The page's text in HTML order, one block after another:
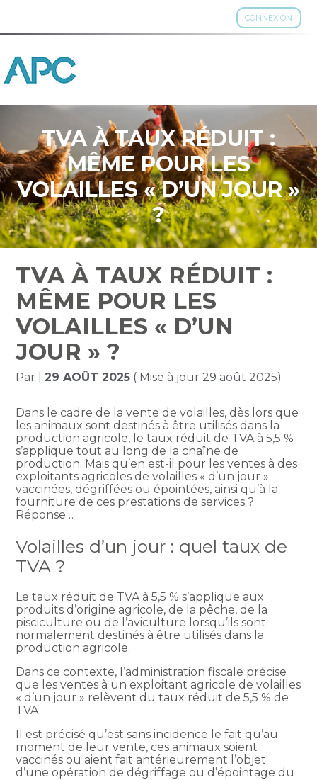
CONNEXION
Aller
au
TVA À TAUX RÉDUIT :
MÊME POUR LES
VOLAILLES « D’UN JOUR »
?
TVA À TAUX RÉDUIT :
MÊME POUR LES
VOLAILLES « D’UN
JOUR » ?
Par |29 AOÛT 2025 ( Mise à jour 29 août 2025)
Dans le cadre de la vente de volailles, dès lors que
les animaux sont destinés à être utilisés dans la
production agricole, le taux réduit de TVA à 5,5 %
s’applique tout au long de la chaîne de
production. Mais qu’en est-il pour les ventes à des
exploitants agricoles de volailles « d’un jour »
vaccinées, dégriffées ou épointées, ainsi qu’à la
fourniture de ces prestations de services ?
Réponse…
Volailles d’un jour : quel taux de
TVA ?
Le taux réduit de TVA à 5,5 % s’applique aux
produits d’origine agricole, de la pêche, de la
pisciculture ou de l’aviculture lorsqu’ils sont
normalement destinés à être utilisés dans la
production agricole.
Dans ce contexte, l’administration fiscale précise
que les ventes à un exploitant agricole de volailles
« d’un jour » relèvent du taux réduit de 5,5 % de
TVA.
Il est précisé qu’est sans incidence le fait qu’au
moment de leur vente, ces animaux soient
vaccinés ou aient fait antérieurement l’objet
d’une opération de dégriffage ou d’épointage du